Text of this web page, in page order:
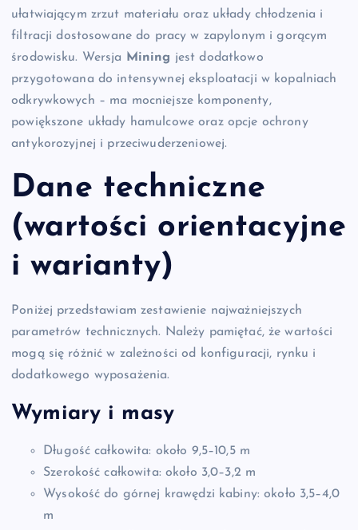
ułatwiającym zrzut materiału oraz układy chłodzenia i
filtracji dostosowane do pracy w zapylonym i gorącym
środowisku. Wersja
Mining jest dodatkowo
przygotowana do intensywnej eksploatacji w kopalniach
odkrywkowych – ma mocniejsze komponenty,
powiększone układy hamulcowe oraz opcje ochrony
antykorozyjnej i przeciwuderzeniowej.
Dane techniczne
(wartości orientacyjne
i warianty)
Poniżej przedstawiam zestawienie najważniejszych
parametrów technicznych. Należy pamiętać, że wartości
mogą się różnić w zależności od konfiguracji, rynku i
dodatkowego wyposażenia.
Wymiary i masy
Długość całkowita: około 9,5–10,5 m
Szerokość całkowita: około 3,0–3,2 m
Wysokość do górnej krawędzi kabiny: około 3,5–4,0
m